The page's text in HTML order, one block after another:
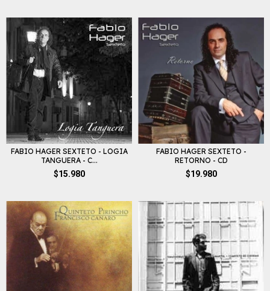
FABIO HAGER SEXTETO - LOGIA
TANGUERA - C...
$15.980
FABIO HAGER SEXTETO -
RETORNO - CD
$19.980